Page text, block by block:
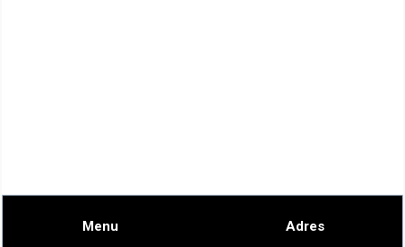
Menu Adres